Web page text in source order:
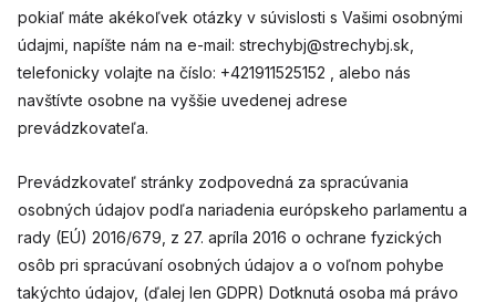
pokiaľ máte akékoľvek otázky v súvislosti s Vašimi osobnými
údajmi, napíšte nám na e-mail: strechybj@strechybj.sk,
telefonicky volajte na číslo: +421911525152 , alebo nás
navštívte osobne na vyššie uvedenej adrese
prevádzkovateľa.
Prevádzkovateľ stránky zodpovedná za spracúvania
osobných údajov podľa nariadenia európskeho parlamentu a
rady (EÚ) 2016/679, z 27. apríla 2016 o ochrane fyzických
osôb pri spracúvaní osobných údajov a o voľnom pohybe
takýchto údajov, (ďalej len GDPR) Dotknutá osoba má právo